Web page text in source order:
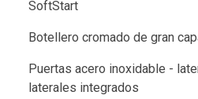
SoftStart
Botellero cromado de gran
Puertas acero inoxidable -
laterales integrados